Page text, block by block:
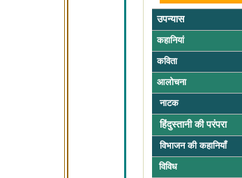
उपन्यास
कहानियां
कविता
आलोचना
नाटक
हिंदुस्तानी की परंपरा
विभाजन की कहानियाँ
विविध